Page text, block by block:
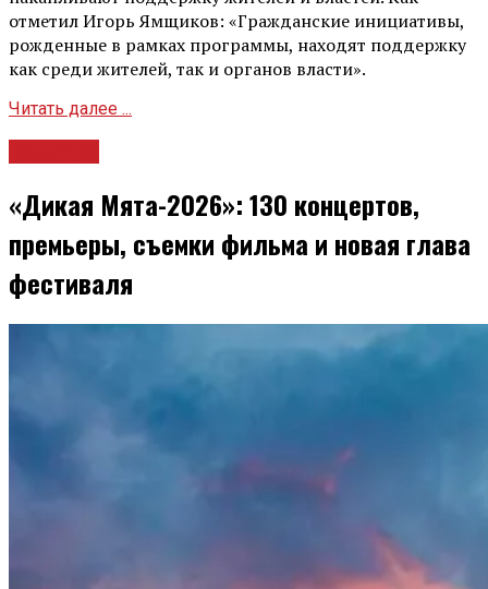
отметил Игорь Ямщиков: «Гражданские инициативы,
рожденные в рамках программы, находят поддержку
как среди жителей, так и органов власти».
Читать далее ...
«Дикая Мята-2026»: 130 концертов,
премьеры, съемки фильма и новая глава
фестиваля